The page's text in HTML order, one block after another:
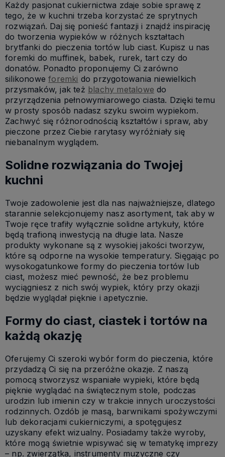
Każdy pasjonat cukiernictwa zdaje sobie sprawę z
tego, że w kuchni trzeba korzystać ze sprytnych
rozwiązań. Daj się ponieść fantazji i znajdź inspirację
do tworzenia wypieków w różnych kształtach
brytfanki do pieczenia tortów lub ciast. Kupisz u nas
foremki do muffinek, babek, rurek, tart czy do
donatów. Ponadto proponujemy Ci zarówno
silikonoweforemki do przygotowania niewielkich
przysmaków, jak też blachy metalowe do
przyrządzenia pełnowymiarowego ciasta. Dzięki temu
w prosty sposób nadasz szyku swoim wypiekom.
Zachwyć się różnorodnością kształtów i spraw, aby
pieczone przez Ciebie rarytasy wyróżniały się
niebanalnym wyglądem.
Solidne rozwiązania do Twojej
kuchni
Twoje zadowolenie jest dla nas najważniejsze, dlatego
starannie selekcjonujemy nasz asortyment, tak aby w
Twoje ręce trafiły wyłącznie solidne artykuły, które
będą trafioną inwestycją na długie lata. Nasze
produkty wykonane są z wysokiej jakości tworzyw,
które są odporne na wysokie temperatury. Sięgając po
wysokogatunkowe formy do pieczenia tortów lub
ciast, możesz mieć pewność, że bez problemu
wyciągniesz z nich swój wypiek, który przy okazji
będzie wyglądał pięknie i apetycznie.
Formy do ciast, ciastek i tortów na
każdą okazję
Oferujemy Ci szeroki wybór form do pieczenia, które
przydadzą Ci się na przeróżne okazje. Z naszą
pomocą stworzysz wspaniałe wypieki, które będą
pięknie wyglądać na świątecznym stole, podczas
urodzin lub imienin czy w trakcie innych uroczystości
rodzinnych. Ozdób je masą, barwnikami spożywczymi
lub dekoracjami cukierniczymi, a spotęgujesz
uzyskany efekt wizualny. Posiadamy także wyroby,
które mogą świetnie wpisywać się w tematykę imprezy
– np. zwierzątka, instrumenty muzyczne czy